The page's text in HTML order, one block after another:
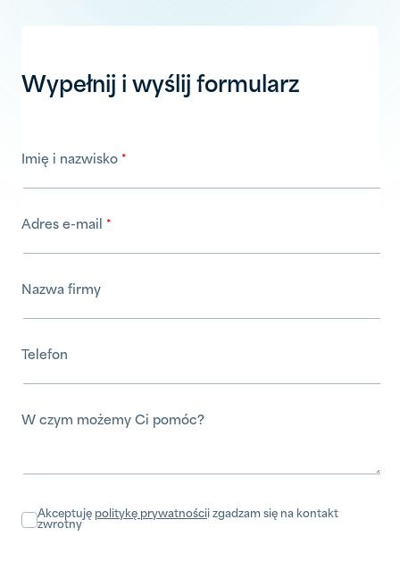
Wypełnij i wyślij formularz
Imię i nazwisko
Adres e-mail
Nazwa firmy
Telefon
W czym możemy Ci pomóc?
Akceptuję politykę prywatnościi zgadzam się na kontakt
zwrotny